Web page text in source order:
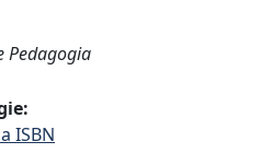
Pedagogia
ISBN